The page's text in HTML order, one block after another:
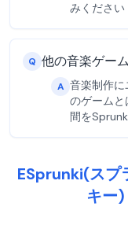
みください
Q 他の音楽ゲー
A 音楽制作
のゲーム
間を
ESprunki(スプ
キー